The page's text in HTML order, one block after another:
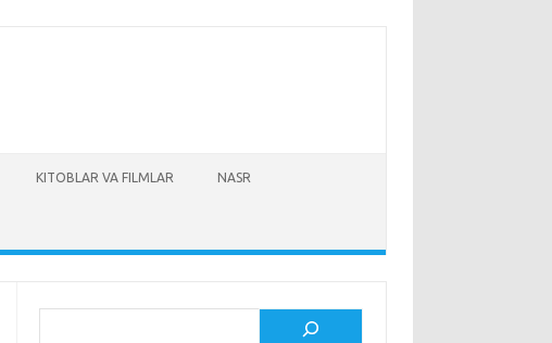
KITOBLAR VA FILMLAR NASR